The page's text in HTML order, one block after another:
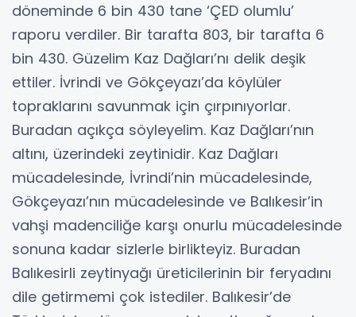
döneminde 6 bin 430 tane ‘ÇED olumlu’
raporu verdiler. Bir tarafta 803, bir tarafta 6
bin 430. Güzelim Kaz Dağları’nı delik deşik
ettiler. İvrindi ve Gökçeyazı’da köylüler
topraklarını savunmak için çırpınıyorlar.
Buradan açıkça söyleyelim. Kaz Dağları’nın
altını, üzerindeki zeytinidir. Kaz Dağları
mücadelesinde, İvrindi’nin mücadelesinde,
Gökçeyazı’nın mücadelesinde ve Balıkesir’in
vahşi madenciliğe karşı onurlu mücadelesinde
sonuna kadar sizlerle birlikteyiz. Buradan
Balıkesirli zeytinyağı üreticilerinin bir feryadını
dile getirmemi çok istediler. Balıkesir’de